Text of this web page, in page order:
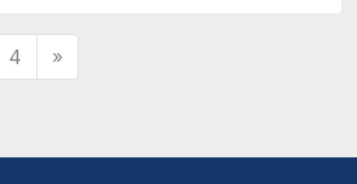
4 »